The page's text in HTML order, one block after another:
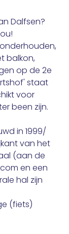
Dalfsen?
balkon,
op de 2e
staat
voor
been zijn.
in 1999/
van het
(aan de
en een
hal zijn
(fiets)